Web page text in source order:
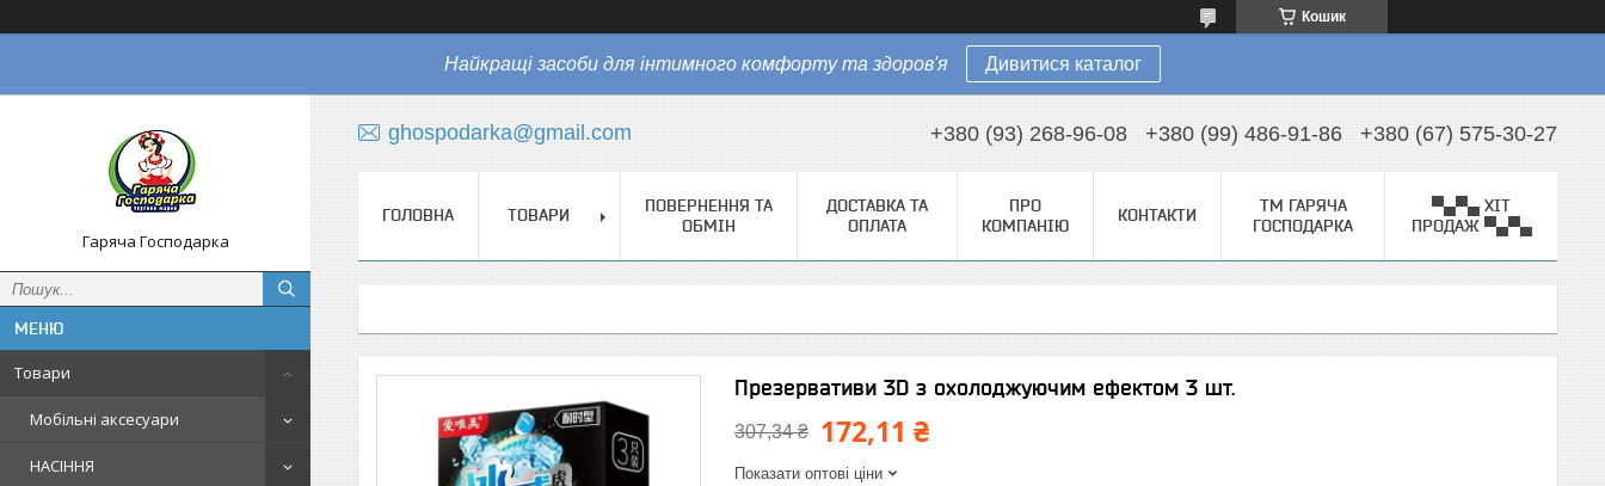
Кошик
Найкращі засоби для інтимного комфорту та здоров'я Дивитися каталог
Гаряча Господарка
Товари
Мобільні аксесуари
НАСІННЯ
ghospodarka@gmail.com +380 (93) 268-96-08 +380 (99) 486-91-86 +380 (67) 575-30-27
ГОЛОВНА ТОВАРИ
ПОВЕРНЕННЯ ТА
ОБМІН
ДОСТАВКА ТА
ОПЛАТА
ПРО
КОМПАНІЮ
КОНТАКТИ
ТМ ГАРЯЧА
ГОСПОДАРКА
▀▄▀▄ ХІТ
ПРОДАЖ ▀▄▀▄
Презервативи 3D з охолоджуючим ефектом 3 шт.
307,34 ₴ 172,11 ₴
Показати оптові ціни